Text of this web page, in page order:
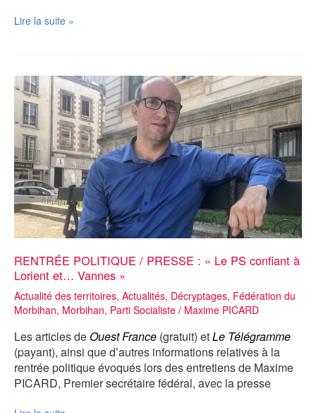
LORIENT
STRADIC
cheffe
de
file
des
socialistes
Lire la suite »
RENTRÉE POLITIQUE / PRESSE : « Le PS confiant à
Lorient et… Vannes »
Actualité des territoires, Actualités, Décryptages, Fédération du
Morbihan, Morbihan, Parti Socialiste / Maxime PICARD
Les articles deOuest France (gratuit) etLe Télégramme
(payant), ainsi que d’autres informations relatives à la
rentrée politique évoqués lors des entretiens de Maxime
PICARD, Premier secrétaire fédéral, avec la presse